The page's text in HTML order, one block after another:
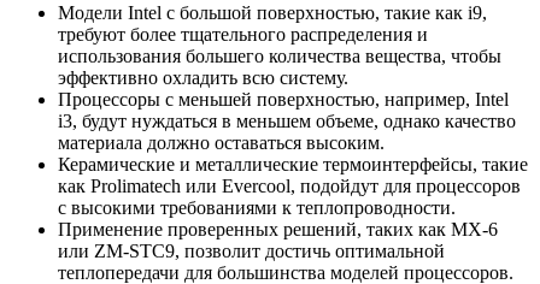
Модели Intel с большой поверхностью, такие как i9,
требуют более тщательного распределения и
использования большего количества вещества, чтобы
эффективно охладить всю систему.
Процессоры с меньшей поверхностью, например, Intel
i3, будут нуждаться в меньшем объеме, однако качество
материала должно оставаться высоким.
Керамические и металлические термоинтерфейсы, такие
как Prolimatech или Evercool, подойдут для процессоров
с высокими требованиями к теплопроводности.
Применение проверенных решений, таких как MX-6
или ZM-STС9, позволит достичь оптимальной
теплопередачи для большинства моделей процессоров.